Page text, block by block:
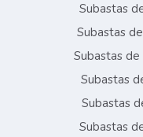
Subastas
Subastas
Subastas
Subastas
Subastas
Subastas